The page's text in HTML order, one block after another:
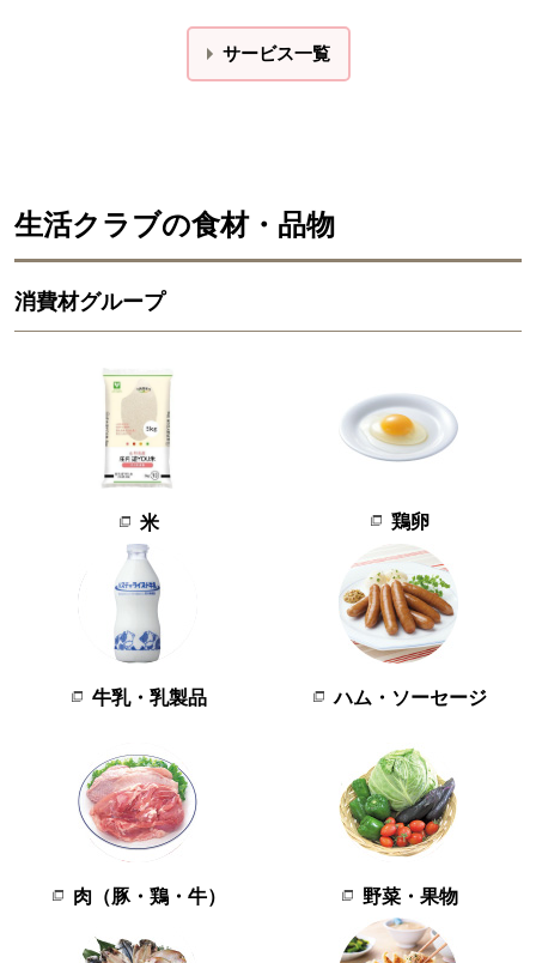
サービス一覧
生活クラブの食材・品物
消費材グループ
米 鶏卵
牛乳・乳製品 ハム・ソーセージ
肉（豚・鶏・牛） 野菜・果物